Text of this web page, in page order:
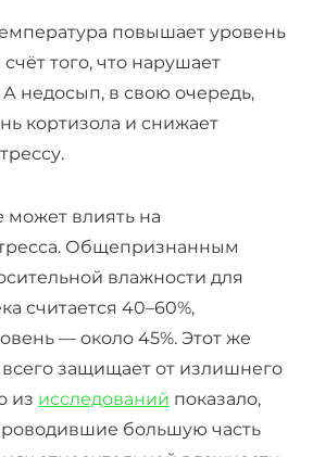
повышает уровень
того, что нарушает
А недосып, в свою очередь,
кортизола и снижает
может влиять на
Общепризнанным
влажности для
считается 40–60%,
— около 45%. Этот же
защищает от излишнего
из исследований показало,
большую часть